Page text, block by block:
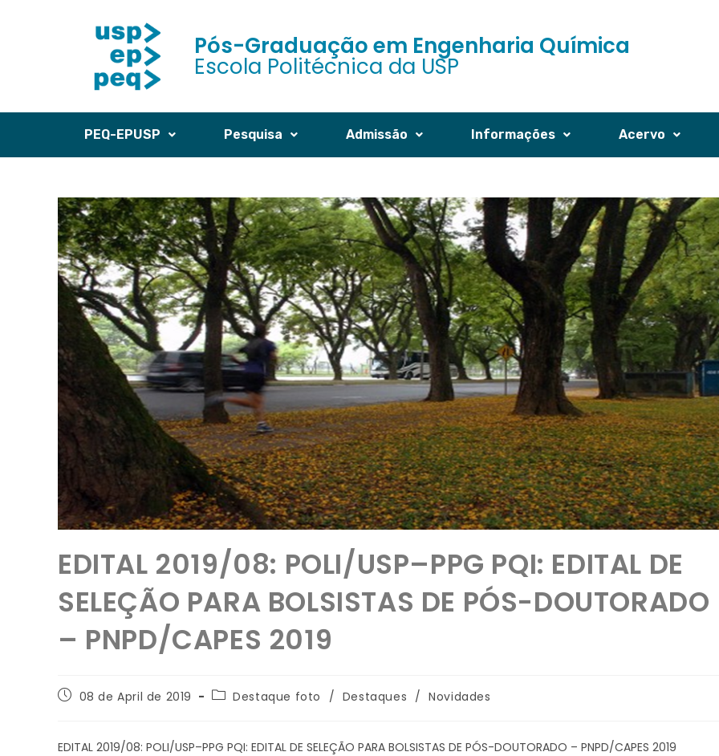
Pós-Graduação em Engenharia Química
Escola Politécnica da USP
PEQ-EPUSP Pesquisa Admissão Informações Acervo
EDITAL 2019/08: POLI/USP–PPG PQI: EDITAL DE
SELEÇÃO PARA BOLSISTAS DE PÓS-DOUTORADO
– PNPD/CAPES 2019
08 de April de 2019 Destaque foto / Destaques / Novidades
EDITAL 2019/08: POLI/USP–PPG PQI: EDITAL DE SELEÇÃO PARA BOLSISTAS DE PÓS-DOUTORADO – PNPD/CAPES 2019